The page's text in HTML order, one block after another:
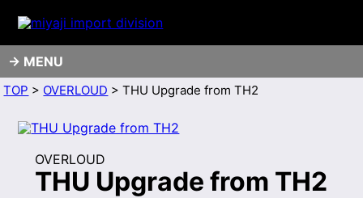
MENU
TOP > OVERLOUD > THU Upgrade from TH2
OVERLOUD
THU Upgrade from TH2